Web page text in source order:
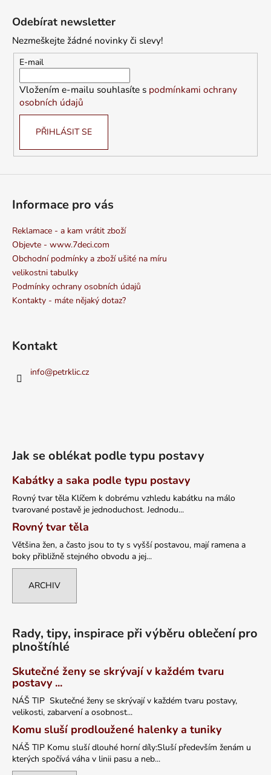
a
c
r
ý
p
Odebírat newsletter
Nezmeškejte žádné novinky či slevy!
E-mail
Vložením e-mailu souhlasíte s podmínkami ochrany
osobních údajů
PŘIHLÁSIT SE
Informace pro vás
Reklamace - a kam vrátit zboží
Objevte - www.7deci.com
Obchodní podmínky a zboží ušité na míru
velikostni tabulky
Podmínky ochrany osobních údajů
Kontakty - máte nějaký dotaz?
Kontakt
info@petrklic.cz
Jak se oblékat podle typu postavy
Kabátky a saka podle typu postavy
Rovný tvar těla Klíčem k dobrému vzhledu kabátku na málo
tvarované postavě je jednoduchost. Jednodu...
Rovný tvar těla
Většina žen, a často jsou to ty s vyšší postavou, mají ramena a
boky přibližně stejného obvodu a jej...
ARCHIV
Rady, tipy, inspirace při výběru oblečení pro
plnoštíhlé
Skutečné ženy se skrývají v každém tvaru
postavy ...
NÁŠ TIP Skutečné ženy se skrývají v každém tvaru postavy,
velikosti, zabarvení a osobnost...
Komu sluší prodloužené halenky a tuniky
NÁŠ TIP Komu sluší dlouhé horní díly:Sluší především ženám u
kterých spočívá váha v linii pasu a neb...